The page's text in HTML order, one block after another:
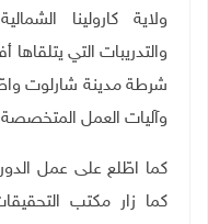
ولاية كارولينا
والتدريبات التي
شرطة مدينة شارلوت
وآليات العمل المتخصصة
كما اطّلع على عمل
كما زار مكتب